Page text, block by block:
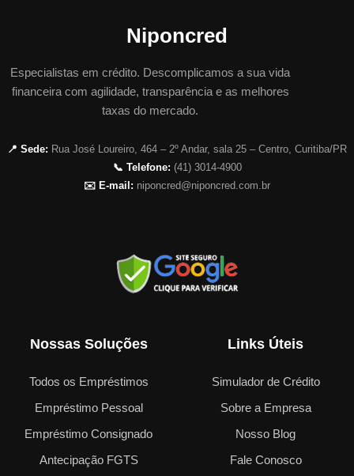
Niponcred
Especialistas em crédito. Descomplicamos a sua vida
financeira com agilidade, transparência e as melhores
taxas do mercado.
📍 Sede: Rua José Loureiro, 464 – 2º Andar, sala 25 – Centro, Curitiba/PR
📞 Telefone: (41) 3014-4900
✉️ E-mail: niponcred@niponcred.com.br
Nossas Soluções
Todos os Empréstimos
Empréstimo Pessoal
Empréstimo Consignado
Antecipação FGTS
Links Úteis
Simulador de Crédito
Sobre a Empresa
Nosso Blog
Fale Conosco